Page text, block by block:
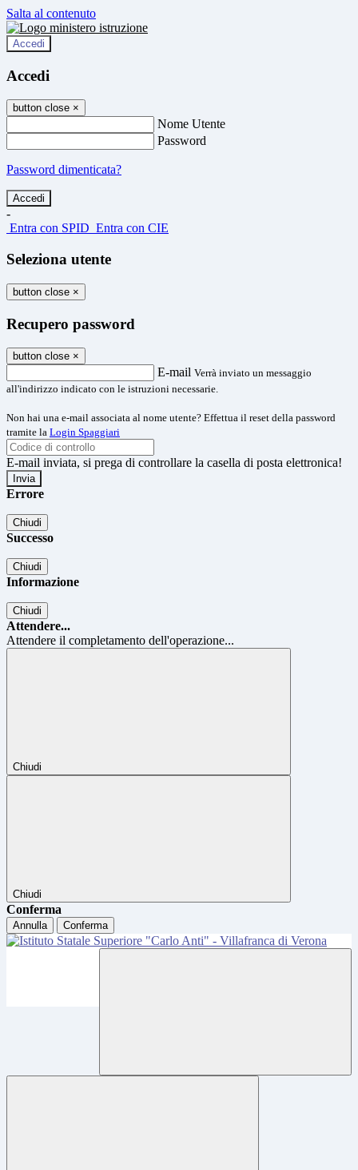
Salta al contenuto
Accedi
Accedi
button close ×
Nome Utente
Password
Password dimenticata?
-
Entra con SPID Entra con CIE
Seleziona utente
button close ×
Recupero password
button close ×
E-mail Verrà inviato un messaggio
all'indirizzo indicato con le istruzioni necessarie.
Non hai una e-mail associata al nome utente? Effettua il reset della password
tramite la Login Spaggiari
E-mail inviata, si prega di controllare la casella di posta elettronica!
Errore
Chiudi
Successo
Chiudi
Informazione
Chiudi
Attendere...
Attendere il completamento dell'operazione...
Chiudi
Chiudi
Conferma
Annulla Conferma